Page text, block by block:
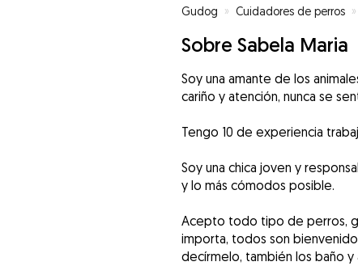
Gudog » Cuidadores de perros »
Sobre Sabela Maria
Soy una amante de los
cariño y atención, nunca se
Tengo 10 de experiencia
Soy una chica joven y
y lo más cómodos posible.
Acepto todo tipo de perros,
importa, todos son
decírmelo, también los baño y